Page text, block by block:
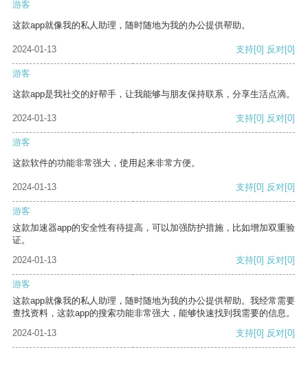
游客
这款app就像我的私人助理，随时随地为我的办公提供帮助。
2024-01-13 支持[0] 反对[0]
游客
这款app是我社交的好帮手，让我能够与朋友保持联系，分享生活点滴。
2024-01-13 支持[0] 反对[0]
游客
这款软件的功能非常强大，使用起来非常方便。
2024-01-13 支持[0] 反对[0]
游客
这款加速器app的安全性有待提高，可以加强防护措施，比如增加双重验
证。
2024-01-13
支持[0] 反对[0]
游客
这款app就像我的私人助理，随时随地为我的办公提供帮助。我经常需要
查找资料，这款app的搜索功能非常强大，能够快速找到我需要的信息。
2024-01-13
支持[0] 反对[0]